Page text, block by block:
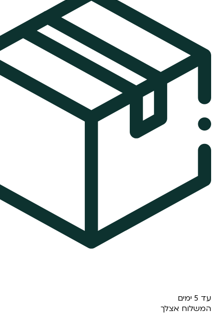
עד 5 ימים
המשלוח אצלך